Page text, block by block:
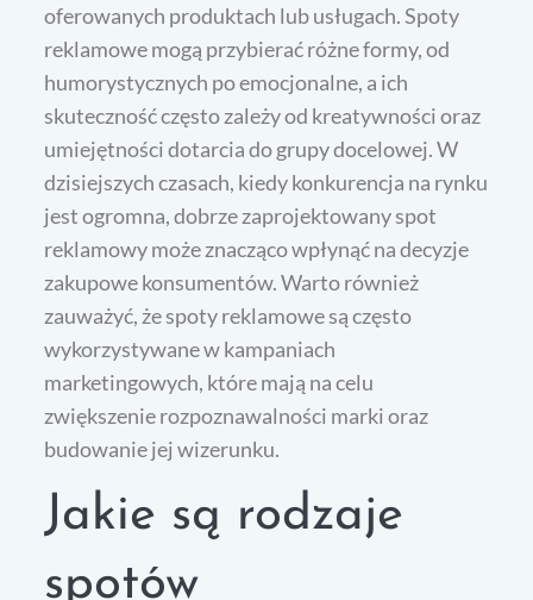
oferowanych produktach lub usługach. Spoty
reklamowe mogą przybierać różne formy, od
humorystycznych po emocjonalne, a ich
skuteczność często zależy od kreatywności oraz
umiejętności dotarcia do grupy docelowej. W
dzisiejszych czasach, kiedy konkurencja na rynku
jest ogromna, dobrze zaprojektowany spot
reklamowy może znacząco wpłynąć na decyzje
zakupowe konsumentów. Warto również
zauważyć, że spoty reklamowe są często
wykorzystywane w kampaniach
marketingowych, które mają na celu
zwiększenie rozpoznawalności marki oraz
budowanie jej wizerunku.
Jakie są rodzaje
spotów